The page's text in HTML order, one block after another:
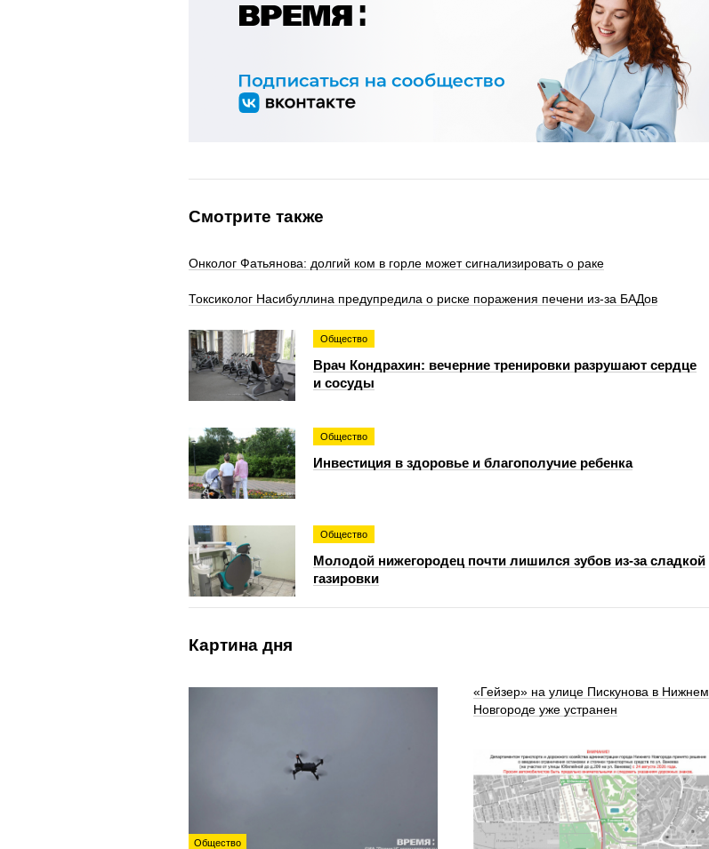
Смотрите также
Онколог Фатьянова: долгий ком в горле может сигнализировать о раке
Токсиколог Насибуллина предупредила о риске поражения печени из-за БАДов
Общество
Врач Кондрахин: вечерние тренировки разрушают сердце
и сосуды
Общество
Инвестиция в здоровье и благополучие ребенка
Общество
Молодой нижегородец почти лишился зубов из-за сладкой
газировки
Картина дня
Общество
«Гейзер» на улице Пискунова в Нижнем
Новгороде уже устранен